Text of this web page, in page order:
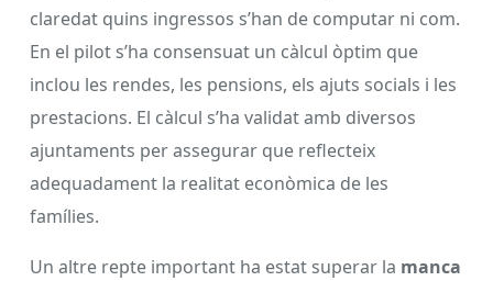
claredat quins ingressos s’han de computar ni com.
En el pilot s’ha consensuat un càlcul òptim que
inclou les rendes, les pensions, els ajuts socials i les
prestacions. El càlcul s’ha validat amb diversos
ajuntaments per assegurar que reflecteix
adequadament la realitat econòmica de les
famílies.
Un altre repte important ha estat superar la manca